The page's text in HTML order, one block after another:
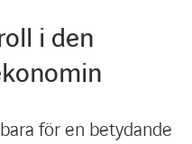
i den
för en betydande